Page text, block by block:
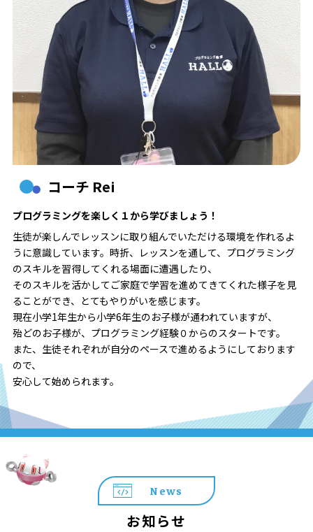
コーチ Rei
プログラミングを楽しく１から学びましょう！
生徒が楽しんでレッスンに取り組んでいただける環境を作れるよ
うに意識しています。時折、レッスンを通して、プログラミング
のスキルを習得してくれる場面に遭遇したり、
そのスキルを活かしてご家庭で学習を進めてきてくれた様子を見
ることができ、とてもやりがいを感じます。
現在小学1年生から小学6年生のお子様が通われていますが、
殆どのお子様が、プログラミング経験０からのスタートです。
また、生徒それぞれが自分のペースで進めるようにしております
ので、
安心して始められます。
News
お知らせ